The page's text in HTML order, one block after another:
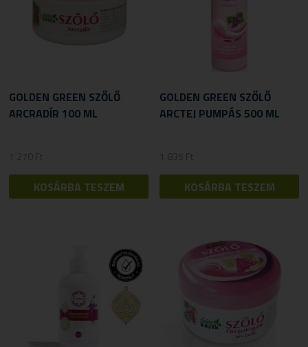
GOLDEN GREEN SZŐLŐ
ARCRADÍR 100 ML
1 270Ft
KOSÁRBA TESZEM
GOLDEN GREEN SZŐLŐ
ARCTEJ PUMPÁS 500 ML
1 835 Ft
KOSÁRBA TESZEM